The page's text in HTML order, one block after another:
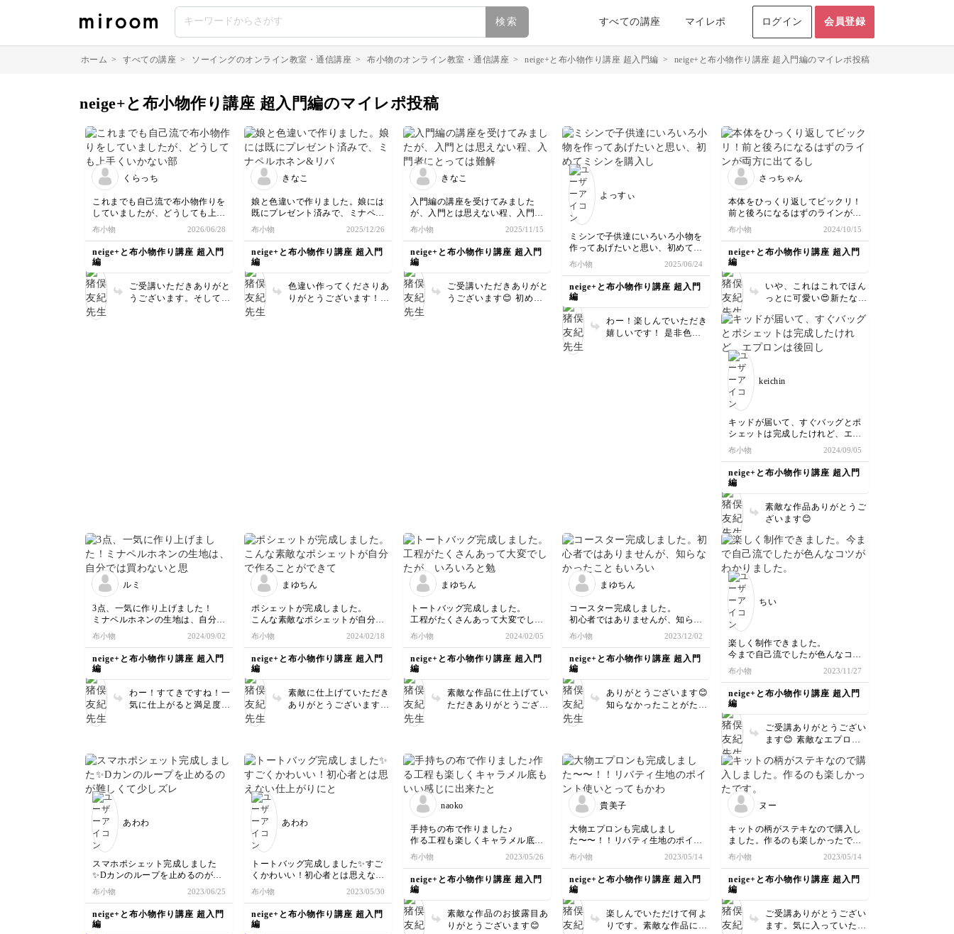
検索 すべての講座 マイレポ ログイン 会員登録
ホーム > すべての講座 > ソーイングのオンライン教室・通信講座 > 布小物のオンライン教室・通信講座 > neige+と布小物作り講座 超入門編 > neige+と布小物作り講座 超入門編のマイレポ投稿
neige+と布小物作り講座 超入門編のマイレポ投稿
くらっち
これまでも自己流で布小物作りを
していましたが、どうしても上手
くいかない部分とかがあったので
すが、今回講座を受講してみて先
生の丁寧な解説がわかりやすく、
自己流では分からなかった綺麗な
した。キットのミナペルホネンの
生地が廃盤との事で多少薄めの生
地になりましたが、仕上がりは上
手くいったと思います。次は自分
布小物 2026/06/28
neige+と布小物作り講座 超入門
編
ご受講いただきありがと
うございます。そして素
きなこ
娘と色違いで作りました。娘には
既にプレゼント済みで、ミナペル
ホネン&リバティー仕様で大変喜
んでくれました💝(娘にはブルー)
完成したら勿体無くて使えない気
がします😆
布小物 2025/12/26
neige+と布小物作り講座 超入門
編
色違い作ってくださりあ
りがとうございます！使
きなこ
入門編の講座を受けてみました
が、入門とは思えない程、入門者
にとっては難解なのでは？と思え
ました。私は既に猪俣先生の帆布
トートを5作品作成しています
が、それでも、こんな事を入門で
乍ら、入門編は「基本の基」から
スタートして下さるので、物凄く
分かりやすく丁寧で、こちらの講
座を受講し初めて知った事もあ
布小物 2025/11/15
neige+と布小物作り講座 超入門
編
ご受講いただきありがと
うございます😊 初めて
よっすぃ
ミシンで子供達にいろいろ小物を
作ってあげたいと思い、初めてミ
シンを購入し、作りました！ミシ
ンを使うのは中学の家庭科の授業
以来でまったく扱い方からちんぷ
んかんぷんでしたが、マステを使
縫うコツなど、いろんな目から鱗
のポイントがありとてもわかりや
すかったです！なんでこんな縫い
方？と不思議に思いながらもだん
布小物 2025/06/24
neige+と布小物作り講座 超入門
編
わー！楽しんでいただき
嬉しいです！ 是非色々
さっちゃん
本体をひっくり返してビックリ！
前と後ろになるはずのラインが両
方に出てるし。先生が上、上言っ
てた意味がここで分かりました！
これはこれで可愛いからこのまま
違う布できちんと作りたいなと思
います。
布小物 2024/10/15
neige+と布小物作り講座 超入門
編
いや、これはこれでほん
っとに可愛い😍新たな発
たのかと思いました め
っちゃ良きです！新たな
閃きを⁉️ありがとうござ
keichin
キッドが届いて、すぐバッグとポ
シェットは完成したけれど、エプ
ロンは後回しになっていました💦
でも、作り出したら楽しくて一気
に仕上がりました🎵
着心地も良くオシャレなエプロン
ぁ✌️
素敵なレシピをありがとうござい
ます😊
布小物 2024/09/05
neige+と布小物作り講座 超入門
編
素敵な作品ありがとうご
ざいます😊
ルミ
3点、一気に作り上げました！
ミナペルホネンの生地は、自分で
は買わないと思うので、お試し感
覚で楽しく作れました。多分大活
躍してくれると思います。とって
もお気に入りです！ありがとうご
布小物 2024/09/02
neige+と布小物作り講座 超入門
編
わー！すてきですね！一
気に仕上がると満足度大
まゆちん
ポシェットが完成しました。
こんな素敵なポシェットが自分で
作ることができて、嬉しいです。
最後のエプロン作りも頑張りま
す。
ありがとうございました。
布小物 2024/02/18
neige+と布小物作り講座 超入門
編
素敵に仕上げていただき
ありがとうございます😊
まゆちん
トートバッグ完成しました。
工程がたくさんあって大変でした
が、いろいろと勉強になったし、
達成感がすごくありました。
実は内袋の裁断をミスしてしま
い、4ミリくらい小さくなってし
もなんとかできました。しっかり
確認しながら作業を進めないとい
けないと改めて思いました。
布小物 2024/02/05
neige+と布小物作り講座 超入門
編
素敵な作品に仕上げてい
ただきありがとうござい
まゆちん
コースター完成しました。
初心者ではありませんが、知らな
かったこともいろいろあって、勉
強になりました。
プーリーを回して縫い代の幅を調
整するのが少し難しかったです。
げていきたいと思います。
布小物 2023/12/02
neige+と布小物作り講座 超入門
編
ありがとうございます😊
知らなかったことがたく
講座になると嬉しいです
ちい
楽しく制作できました。
今まで自己流でしたが色んなコツ
がわかりました。
布小物 2023/11/27
neige+と布小物作り講座 超入門
編
ご受講ありがとうござい
ます😊 素敵なエプロ
ね！たくさんお役立て下
さいませ
あわわ
スマホポシェット完成しました
✨Dカンのループを止めるのが難
しくて少しズレてしまいました
が、ミシンも慣れてきて楽しく作
れました💖このポシェットが欲し
くて受講を決めたので完成できて
布小物 2023/06/25
neige+と布小物作り講座 超入門
編
あわわ
トートバッグ完成しました✨すご
くかわいい！初心者とは思えない
仕上がりにとても感動しています
🥹
布小物 2023/05/30
neige+と布小物作り講座 超入門
編
naoko
手持ちの布で作りました♪
作る工程も楽しくキャラメル底も
いい感じに出来たと思います。
いくつか作ってプレゼントすると
きっと喜ばれる素敵なバッグで
す。
布小物 2023/05/26
neige+と布小物作り講座 超入門
編
素敵な作品のお披露目あ
りがとうございます😊
貴美子
大物エプロンも完成しまし
た〜〜！！リバティ生地のポイン
ト使いとってもかわいくて、嬉し
いです。
布小物 2023/05/14
neige+と布小物作り講座 超入門
編
楽しんでいただけて何よ
りです。素敵な作品に仕
ヌー
キットの柄がステキなので購入し
ました。作るのも楽しかったで
す。
布小物 2023/05/14
neige+と布小物作り講座 超入門
編
ご受講ありがとうござい
ます。気に入っていただ